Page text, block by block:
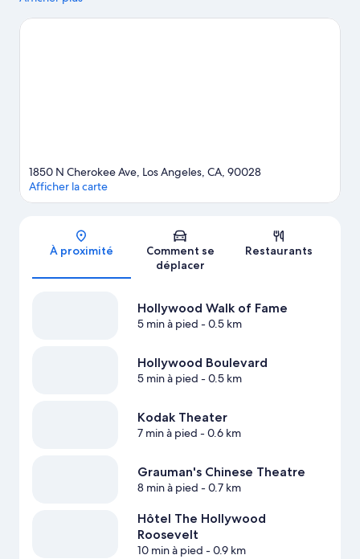
Sunset Strip et The Grove (centre commercial). Lors de votre
Carte
1850 N Cherokee Ave, Los Angeles, CA, 90028
Afficher la carte
À proximité
Comment se
déplacer
Restaurants
Hollywood Walk of Fame
5 min à pied - 0.5 km
Hollywood Boulevard
5 min à pied - 0.5 km
Kodak Theater
7 min à pied - 0.6 km
Grauman's Chinese Theatre
8 min à pied - 0.7 km
Hôtel The Hollywood
Roosevelt
10 min à pied - 0.9 km